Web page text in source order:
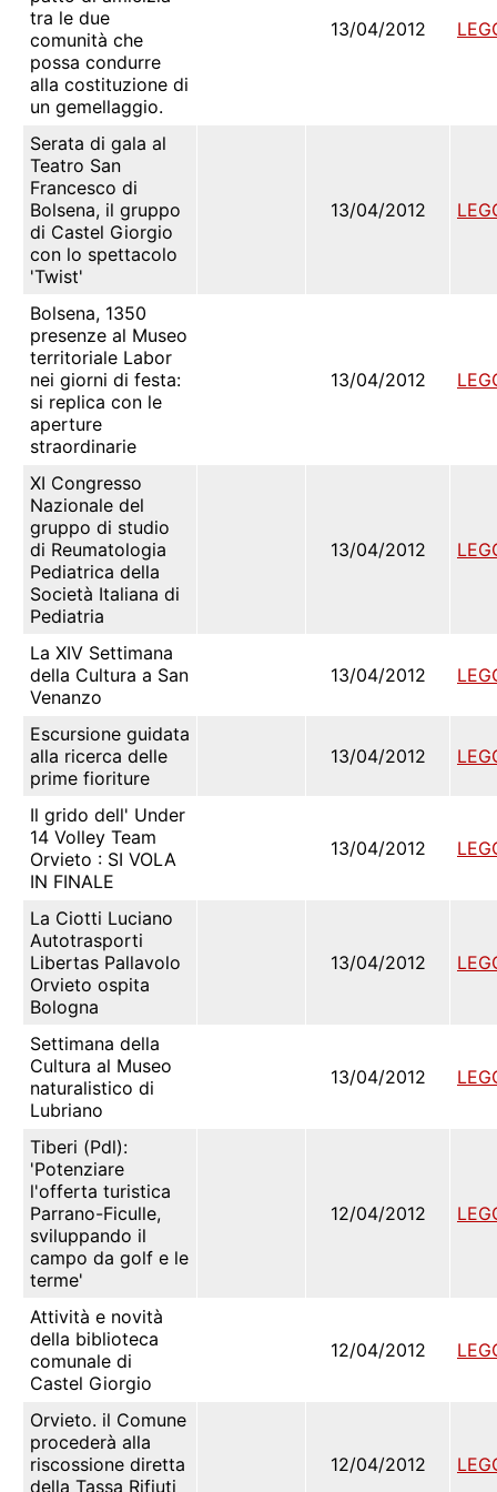
tra le due
comunità che
possa condurre
alla costituzione di
un gemellaggio.
13/04/2012
Serata di gala al
Teatro San
Francesco di
Bolsena, il gruppo
di Castel Giorgio
con lo spettacolo
'Twist'
13/04/2012
Bolsena, 1350
presenze al Museo
territoriale Labor
nei giorni di festa:
si replica con le
aperture
straordinarie
13/04/2012
XI Congresso
Nazionale del
gruppo di studio
di Reumatologia
Pediatrica della
Società Italiana di
Pediatria
13/04/2012
La XIV Settimana
della Cultura a San
Venanzo
13/04/2012
Escursione guidata
alla ricerca delle
prime fioriture
13/04/2012
Il grido dell' Under
14 Volley Team
Orvieto : SI VOLA
IN FINALE
13/04/2012
La Ciotti Luciano
Autotrasporti
Libertas Pallavolo
Orvieto ospita
Bologna
13/04/2012
Settimana della
Cultura al Museo
naturalistico di
Lubriano
13/04/2012
Tiberi (Pdl):
'Potenziare
l'offerta turistica
Parrano-Ficulle,
sviluppando il
campo da golf e le
terme'
12/04/2012
Attività e novità
della biblioteca
comunale di
Castel Giorgio
12/04/2012
Orvieto. il Comune
procederà alla
riscossione diretta
della Tassa Rifiuti
12/04/2012